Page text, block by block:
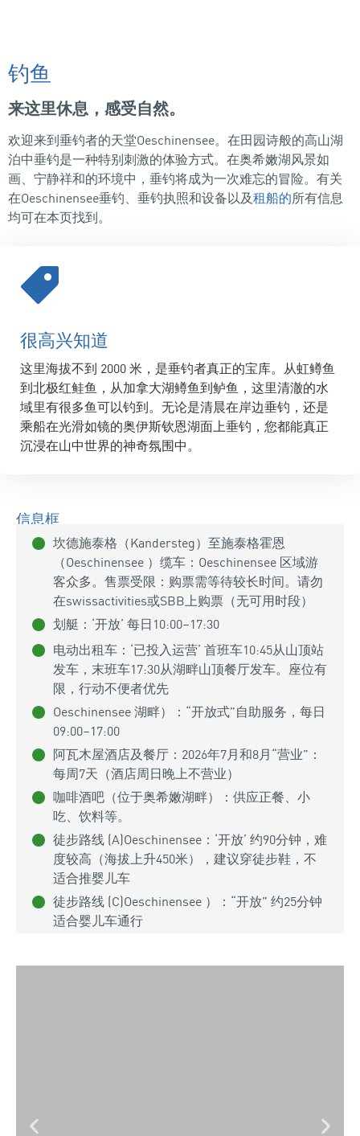
钓鱼
来这里休息，感受自然。
欢迎来到垂钓者的天堂Oeschinensee。在田园诗般的高山湖
泊中垂钓是一种特别刺激的体验方式。在奥希嫩湖风景如
画、宁静祥和的环境中，垂钓将成为一次难忘的冒险。有关
在Oeschinensee垂钓、垂钓执照和设备以及租船的所有信息
均可在本页找到。
很高兴知道
这里海拔不到 2000 米，是垂钓者真正的宝库。从虹鳟鱼
到北极红鲑鱼，从加拿大湖鳟鱼到鲈鱼，这里清澈的水
域里有很多鱼可以钓到。无论是清晨在岸边垂钓，还是
乘船在光滑如镜的奥伊斯钦恩湖面上垂钓，您都能真正
沉浸在山中世界的神奇氛围中。
信息框
坎德施泰格（Kandersteg）至施泰格霍恩
（Oeschinensee ）缆车：Oeschinensee 区域游
客众多。售票受限：购票需等待较长时间。请勿
在swissactivities或SBB上购票（无可用时段）
划艇：‘开放’ 每日10:00–17:30
电动出租车：‘已投入运营’ 首班车10:45从山顶站
发车，末班车17:30从湖畔山顶餐厅发车。座位有
限，行动不便者优先
Oeschinensee 湖畔）：“开放式”自助服务，每日
09:00–17:00
阿瓦木屋酒店及餐厅：2026年7月和8月“营业”：
每周7天（酒店周日晚上不营业）
咖啡酒吧（位于奥希嫩湖畔）：供应正餐、小
吃、饮料等。
徒步路线 (A)Oeschinensee：‘开放’ 约90分钟，难
度较高（海拔上升450米），建议穿徒步鞋，不
适合推婴儿车
徒步路线 (C)Oeschinensee ）：“开放” 约25分钟
适合婴儿车通行